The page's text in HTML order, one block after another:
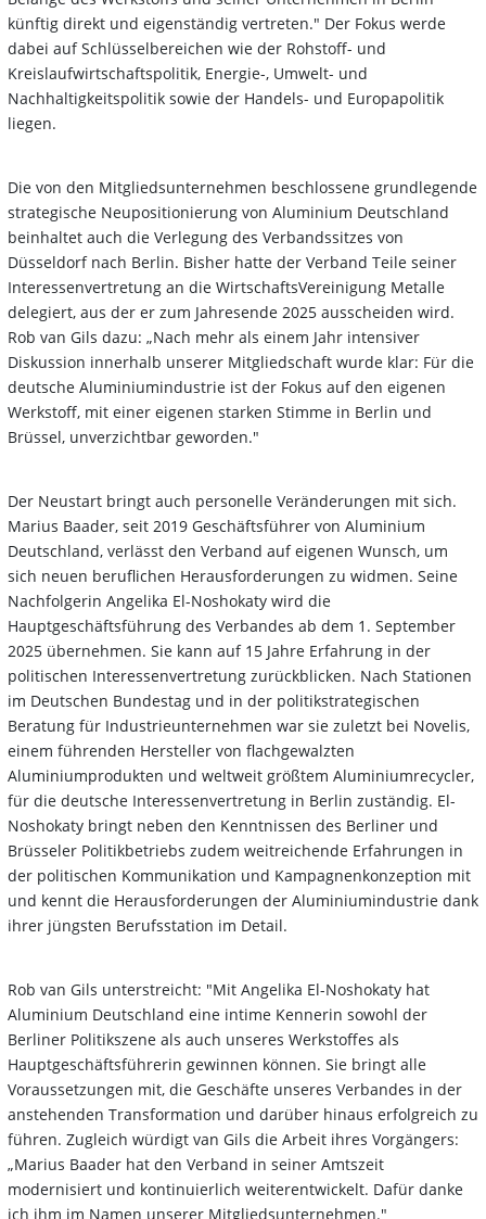
künftig direkt und eigenständig vertreten." Der Fokus werde
dabei auf Schlüsselbereichen wie der Rohstoff- und
Kreislaufwirtschaftspolitik, Energie-, Umwelt- und
Nachhaltigkeitspolitik sowie der Handels- und Europapolitik
liegen.
Die von den Mitgliedsunternehmen beschlossene grundlegende
strategische Neupositionierung von Aluminium Deutschland
beinhaltet auch die Verlegung des Verbandssitzes von
Düsseldorf nach Berlin. Bisher hatte der Verband Teile seiner
Interessenvertretung an die WirtschaftsVereinigung Metalle
delegiert, aus der er zum Jahresende 2025 ausscheiden wird.
Rob van Gils dazu: „Nach mehr als einem Jahr intensiver
Diskussion innerhalb unserer Mitgliedschaft wurde klar: Für die
deutsche Aluminiumindustrie ist der Fokus auf den eigenen
Werkstoff, mit einer eigenen starken Stimme in Berlin und
Brüssel, unverzichtbar geworden."
Der Neustart bringt auch personelle Veränderungen mit sich.
Marius Baader, seit 2019 Geschäftsführer von Aluminium
Deutschland, verlässt den Verband auf eigenen Wunsch, um
sich neuen beruflichen Herausforderungen zu widmen. Seine
Nachfolgerin Angelika El-Noshokaty wird die
Hauptgeschäftsführung des Verbandes ab dem 1. September
2025 übernehmen. Sie kann auf 15 Jahre Erfahrung in der
politischen Interessenvertretung zurückblicken. Nach Stationen
im Deutschen Bundestag und in der politikstrategischen
Beratung für Industrieunternehmen war sie zuletzt bei Novelis,
einem führenden Hersteller von flachgewalzten
Aluminiumprodukten und weltweit größtem Aluminiumrecycler,
für die deutsche Interessenvertretung in Berlin zuständig. El-
Noshokaty bringt neben den Kenntnissen des Berliner und
Brüsseler Politikbetriebs zudem weitreichende Erfahrungen in
der politischen Kommunikation und Kampagnenkonzeption mit
und kennt die Herausforderungen der Aluminiumindustrie dank
ihrer jüngsten Berufsstation im Detail.
Rob van Gils unterstreicht: "Mit Angelika El-Noshokaty hat
Aluminium Deutschland eine intime Kennerin sowohl der
Berliner Politikszene als auch unseres Werkstoffes als
Hauptgeschäftsführerin gewinnen können. Sie bringt alle
Voraussetzungen mit, die Geschäfte unseres Verbandes in der
anstehenden Transformation und darüber hinaus erfolgreich zu
führen. Zugleich würdigt van Gils die Arbeit ihres Vorgängers:
„Marius Baader hat den Verband in seiner Amtszeit
modernisiert und kontinuierlich weiterentwickelt. Dafür danke
ich ihm im Namen unserer Mitgliedsunternehmen."